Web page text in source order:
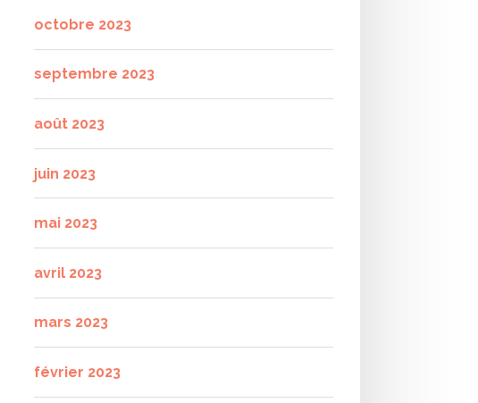
octobre 2023
septembre 2023
août 2023
juin 2023
mai 2023
avril 2023
mars 2023
février 2023